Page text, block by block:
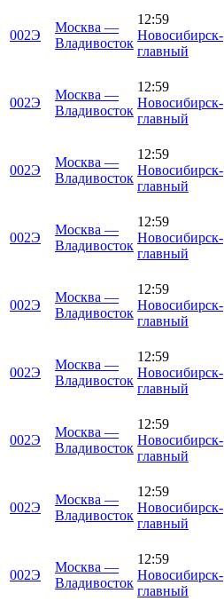
002Э
Москва —
Владивосток
12:59
Новосибирск-
главный
002Э
Москва —
Владивосток
12:59
Новосибирск-
главный
002Э
Москва —
Владивосток
12:59
Новосибирск-
главный
002Э
Москва —
Владивосток
12:59
Новосибирск-
главный
002Э
Москва —
Владивосток
12:59
Новосибирск-
главный
002Э
Москва —
Владивосток
12:59
Новосибирск-
главный
002Э
Москва —
Владивосток
12:59
Новосибирск-
главный
002Э
Москва —
Владивосток
12:59
Новосибирск-
главный
002Э
Москва —
Владивосток
12:59
Новосибирск-
главный